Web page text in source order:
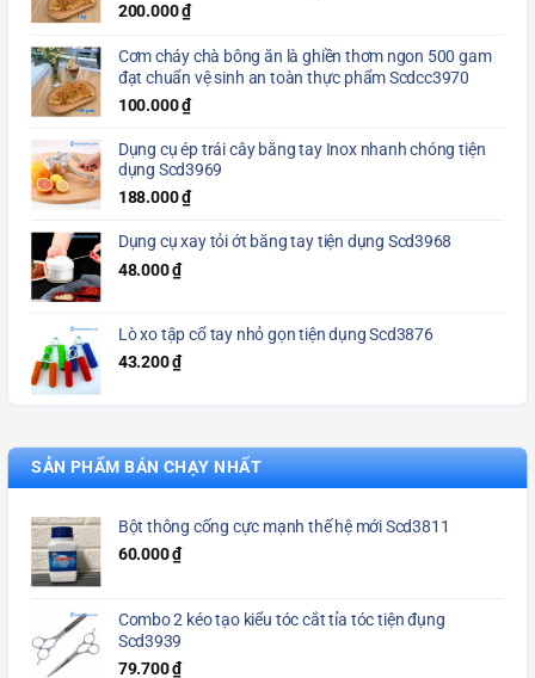
200.000₫
Cơm cháy chà bông ăn là ghiền thơm ngon 500 gam
đạt chuẩn vệ sinh an toàn thực phẩm Scdcc3970
100.000₫
Dụng cụ ép trái cây bằng tay Inox nhanh chóng tiện
dụng Scd3969
188.000₫
Dụng cụ xay tỏi ớt bằng tay tiện dụng Scd3968
48.000₫
Lò xo tập cổ tay nhỏ gọn tiện dụng Scd3876
43.200₫
SẢN PHẨM BÁN CHẠY NHẤT
Bột thông cống cực mạnh thế hệ mới Scd3811
60.000₫
Combo 2 kéo tạo kiểu tóc cắt tỉa tóc tiện đụng
Scd3939
79.700₫